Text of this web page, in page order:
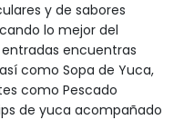
y de sabores
lo mejor del
encuentras
como Sopa de Yuca,
como Pescado
de yuca acompañado